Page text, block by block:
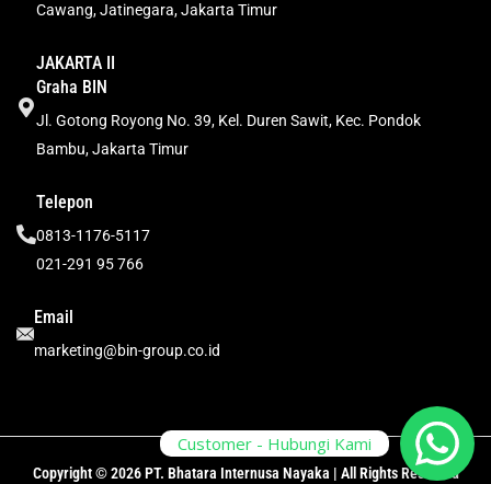
Cawang, Jatinegara, Jakarta Timur
JAKARTA II
Graha BIN
Jl. Gotong Royong No. 39, Kel. Duren Sawit, Kec. Pondok
Bambu, Jakarta Timur
Telepon
0813-1176-5117
021-291 95 766
Email
marketing@bin-group.co.id
Copyright © 2026 PT. Bhatara Internusa Nayaka | All Rights Reserved
Customer - Hubungi Kami